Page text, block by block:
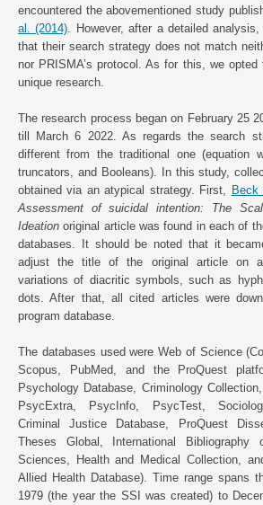
encountered the abovementioned study
al. (2014) . However, after a detailed
that their search strategy does not match
nor PRISMA’s protocol. As for this, we opted
unique research.
The research process began on February 25
till March 6 2022. As regards the search
different from the traditional one (equation
truncators, and Booleans). In this study,
obtained via an atypical strategy. First, Beck
Assessment of suicidal intention: The
Ideation original article was found in each of
databases. It should be noted that it
adjust the title of the original article on
variations of diacritic symbols, such as
dots. After that, all cited articles were
program database.
The databases used were Web of Science
Scopus, PubMed, and the ProQuest
Psychology Database, Criminology
PsycExtra, PsycInfo, PsycTest,
Criminal Justice Database, ProQuest
Theses Global, International
Sciences, Health and Medical Collection,
Allied Health Database). Time range spans
1979 (the year the SSI was created) to